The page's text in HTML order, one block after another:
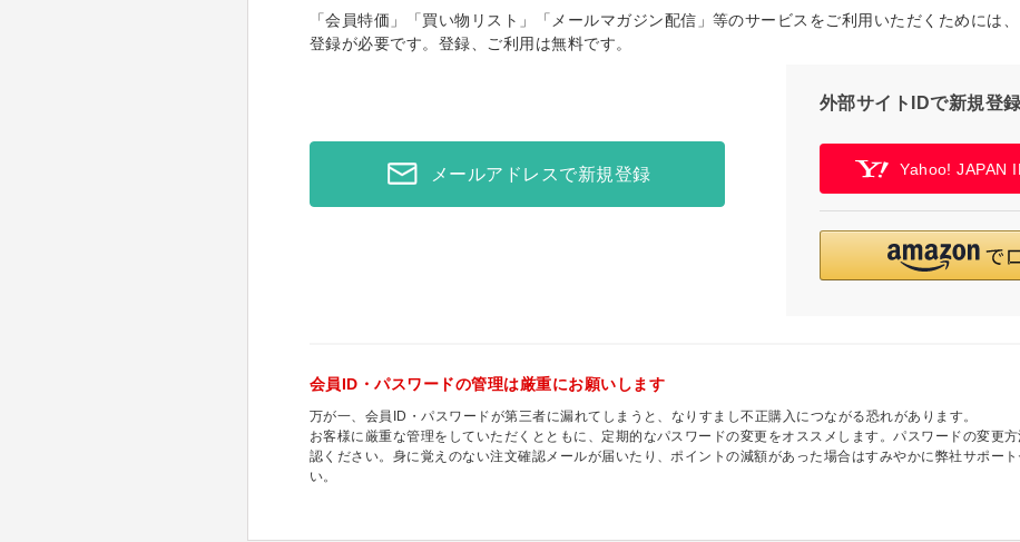
「会員特価」「買い物リスト」「メールマガジン配信」等のサービスをご利用いただくためには
登録が必要です。登録、ご利用は無料です。
メールアドレスで新規登録
外部サイトIDで新規登録
Yahoo! JAPAN
会員ID・パスワードの管理は厳重にお願いします
万が一、会員ID・パスワードが第三者に漏れてしまうと、なりすまし不正購入につながる恐れがあります。
お客様に厳重な管理をしていただくとともに、定期的なパスワードの変更をオススメします。パスワードの変更方
認ください。身に覚えのない注文確認メールが届いたり、ポイントの減額があった場合はすみやかに弊社サポー
い。